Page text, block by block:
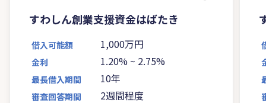
すわしん創業支援資金はばたき
借入可能額 1,000万円
金利 1.20% ~ 2.75%
最長借入期間 10年
審査回答期間 2週間程度